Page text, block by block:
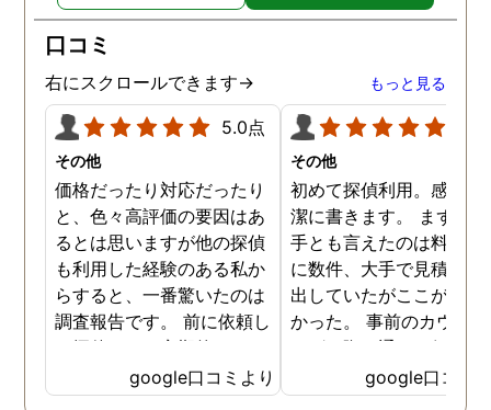
口コミ
右にスクロールできます→ もっと見る
5.0点
その他
価格だったり対応だったり
と、色々高評価の要因はあ
るとは思いますが他の探偵
も利用した経験のある私か
らすると、一番驚いたのは
調査報告です。 前に依頼し
た探偵では、定期的にまと
めて報告がくる為なかなか
実際の現状を把握するのが
google口コミより
その他
初めて探偵利用。感想を
潔に書きます。 まず、
手とも言えたのは料金。
に数件、大手で見積もり
出していたがここが一番
かった。 事前のカウン
ングの際の通りの価格で
途中での追加料金なども
く安心してお任せできた
google口コミ